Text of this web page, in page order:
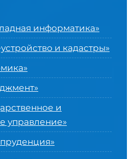
информатика»
и кадастры»
и
управление»